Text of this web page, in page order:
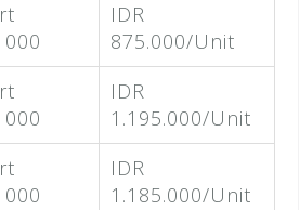
IDR
875.000/Unit
IDR
1.195.000/Unit
IDR
1.185.000/Unit